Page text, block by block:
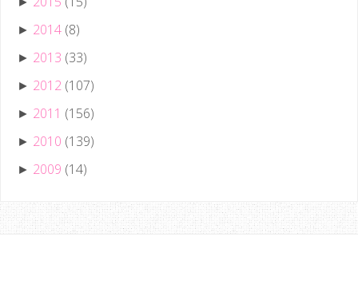
► 2014 (8)
► 2013 (33)
► 2012 (107)
► 2011 (156)
► 2010 (139)
► 2009 (14)